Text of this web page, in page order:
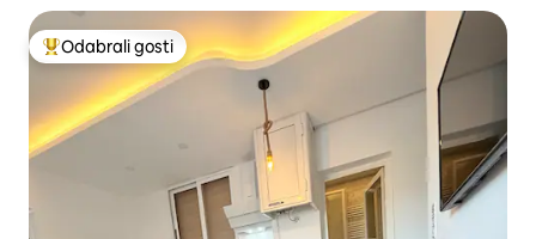
Među najviše rangiranima s oznakom „Odabrali gosti”
Odabrali gosti